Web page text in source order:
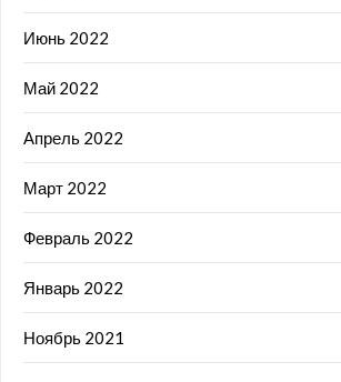
Июнь 2022
Май 2022
Апрель 2022
Март 2022
Февраль 2022
Январь 2022
Ноябрь 2021